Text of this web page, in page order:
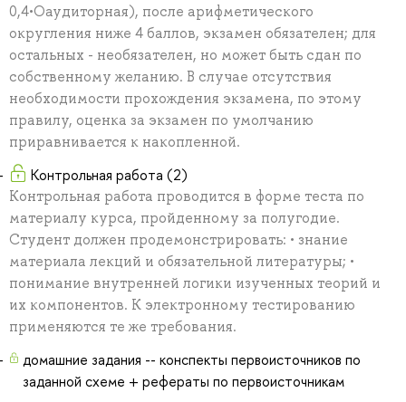
0,4•Оаудиторная), после арифметического
округления ниже 4 баллов, экзамен обязателен; для
остальных - необязателен, но может быть сдан по
собственному желанию. В случае отсутствия
необходимости прохождения экзамена, по этому
правилу, оценка за экзамен по умолчанию
приравнивается к накопленной.
Контрольная работа (2)
Контрольная работа проводится в форме теста по
материалу курса, пройденному за полугодие.
Студент должен продемонстрировать: • знание
материала лекций и обязательной литературы; •
понимание внутренней логики изученных теорий и
их компонентов. К электронному тестированию
применяются те же требования.
домашние задания -- конспекты первоисточников по
заданной схеме + рефераты по первоисточникам